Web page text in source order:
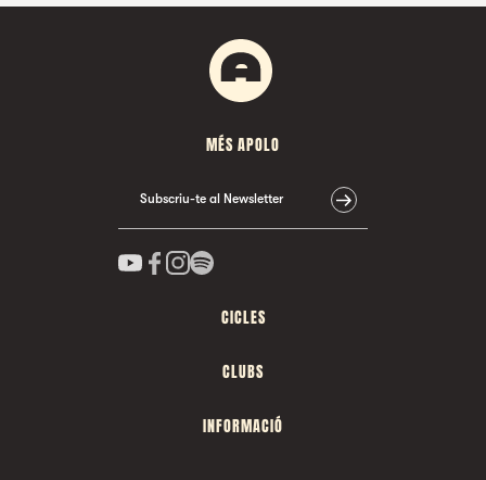
MÉS APOLO
Subscriu-te al Newsletter
CICLES
CLUBS
INFORMACIÓ